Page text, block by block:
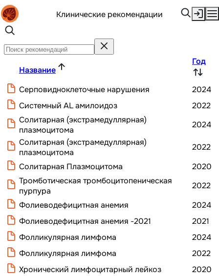
Клинические рекомендации
Название
Год
Серповидноклеточные нарушения
2024
Системный AL амилоидоз
2022
Солитарная (экстрамедуллярная)
плазмоцитома
2024
Солитарная (экстрамедуллярная)
плазмоцитома
2022
Солитарная Плазмоцитома
2020
Тромботическая тромбоцитопеническая
пурпура
2022
Фолиеводефицитная анемия
2024
Фолиеводефицитная анемия -2021
2021
Фолликулярная лимфома
2024
Фолликулярная лимфома
2022
Хронический лимфоцитарный лейкоз
2020